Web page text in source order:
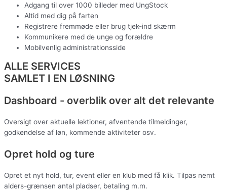
Adgang til over 1000 billeder med UngStock
Altid med dig på farten
Registrere fremmøde eller brug tjek-ind skærm
Kommunikere med de unge og forældre
Mobilvenlig administrationsside
ALLE SERVICES
SAMLET I EN LØSNING
Dashboard - overblik over alt det relevante
Oversigt over aktuelle lektioner, afventende tilmeldinger,
godkendelse af løn, kommende aktiviteter osv.
Opret hold og ture
Opret et nyt hold, tur, event eller en klub med få klik. Tilpas nemt
alders-grænsen antal pladser, betaling m.m.